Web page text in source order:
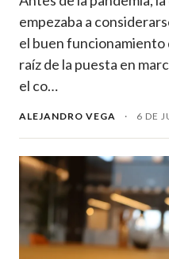
empezaba a
el buen funcionamiento
raíz de la puesta en
el co…
ALEJANDRO VEGA · 6 DE